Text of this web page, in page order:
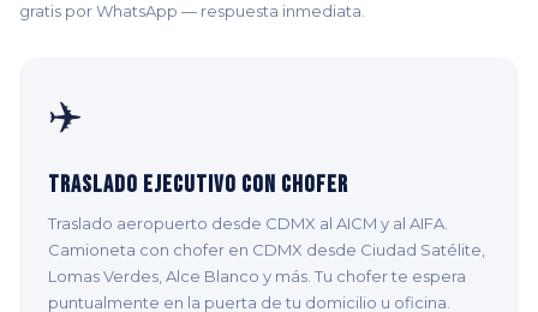
gratis por WhatsApp — respuesta inmediata.
✈️
Traslado Ejecutivo con Chofer
Traslado aeropuerto desde CDMX al AICM y al AIFA.
Camioneta con chofer en CDMX desde Ciudad Satélite,
Lomas Verdes, Alce Blanco y más. Tu chofer te espera
puntualmente en la puerta de tu domicilio u oficina.